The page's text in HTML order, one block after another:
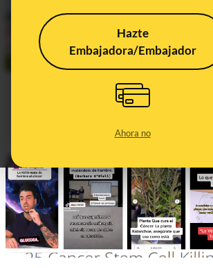
Hazte
Embajadora/Embajador
Ahora no
Los superalimentos no
evidencia sobre la
alimentación en su